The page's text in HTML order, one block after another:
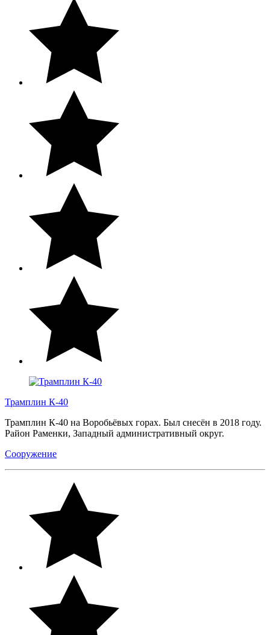
Трамплин К-40
Трамплин К-40 на Воробьёвых горах. Был снесён в 2018 году.
Район Раменки, Западный административный округ.
Сооружение